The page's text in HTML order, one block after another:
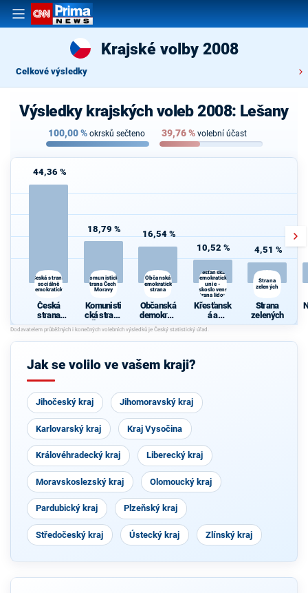
Krajské volby 2008
Celkové výsledky
Výsledky krajských voleb 2008: Lešany
100,00% okrsků sečteno 39,76% volební účast
44,36 %
Česká strana
sociálně
demokratická
Česká
strana
sociálně
demokrati
cká
18,79 %
Komunistická
strana Čech a
Moravy
Komunisti
cká strana
Čech a
Moravy
16,54 %
Občanská
demokratická
strana
Občanská
demokrati
cká strana
10,52 %
Křesťanská a
demokratická
unie -
Československá
strana lidová
Křesťansk
á a
demokrati
cká unie -
Českoslov
4,51 %
Strana
zelených
Strana
zelených
Jak se volilo ve vašem kraji?
Jihočeský kraj Jihomoravský kraj
Karlovarský kraj Kraj Vysočina
Královéhradecký kraj Liberecký kraj
Moravskoslezský kraj Olomoucký kraj
Pardubický kraj Plzeňský kraj
Středočeský kraj Ústecký kraj Zlínský kraj